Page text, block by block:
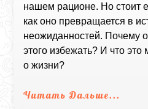
нашем рационе. Но стоит
как оно превращается в
неожиданностей. Почему
этого избежать? И что это
о жизни?
Читать Дальше...